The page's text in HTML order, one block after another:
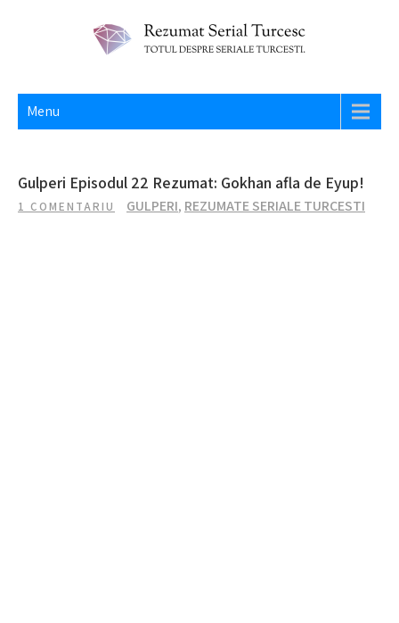
REZUMAT SERIAL TURCESC
Menu
Gulperi Episodul 22 Rezumat: Gokhan afla de Eyup!
1 COMENTARIU GULPERI, REZUMATE SERIALE TURCESTI